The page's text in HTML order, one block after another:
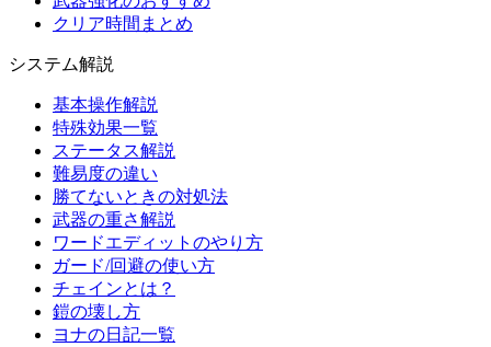
クリア時間まとめ
システム解説
基本操作解説
特殊効果一覧
ステータス解説
難易度の違い
勝てないときの対処法
武器の重さ解説
ワードエディットのやり方
ガード/回避の使い方
チェインとは？
鎧の壊し方
ヨナの日記一覧